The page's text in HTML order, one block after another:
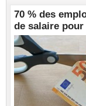
70 % des
de salaire